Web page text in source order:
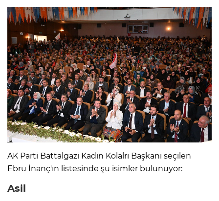
AK Parti Battalgazi Kadın Kolalrı Başkanı seçilen
Ebru İnanç'ın listesinde şu isimler bulunuyor:
Asil